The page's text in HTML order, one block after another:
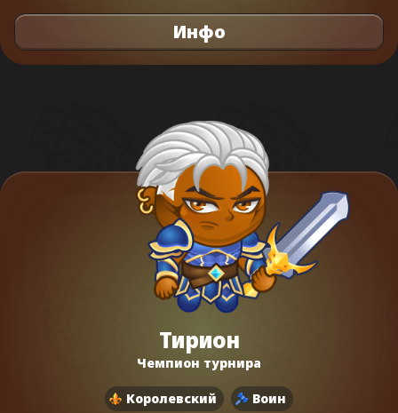
Инфо
Тирион
Чемпион турнира
Королевский Воин